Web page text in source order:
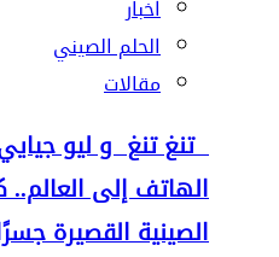
اخبار
الحلم الصيني
مقالات
تنغ تنغ و ليو
الهاتف إلى
الصينية القصيرة